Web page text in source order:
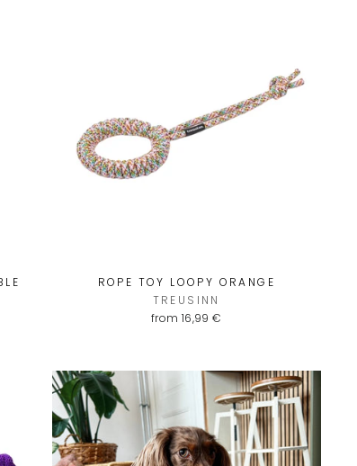
ROPE TOY LOOPY ORANGE
TREUSINN
from 16,99 €